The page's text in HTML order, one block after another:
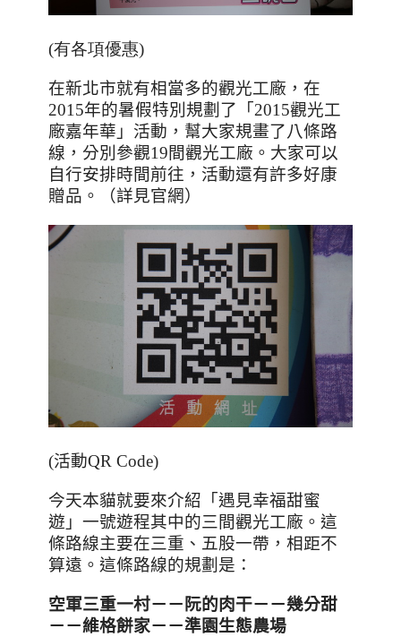
(有各項優惠)
在新北市就有相當多的觀光工廠，在
2015年的暑假特別規劃了「2015觀光工
廠嘉年華」活動，幫大家規畫了八條路
線，分別參觀19間觀光工廠。大家可以
自行安排時間前往，活動還有許多好康
贈品。（詳見官網）
(活動QR Code)
今天本貓就要來介紹「遇見幸福甜蜜
遊」一號遊程其中的三間觀光工廠。這
條路線主要在三重、五股一帶，相距不
算遠。這條路線的規劃是：
空軍三重一村－－ 阮的肉干－－幾分甜
－－維格餅家－－準園生態農場